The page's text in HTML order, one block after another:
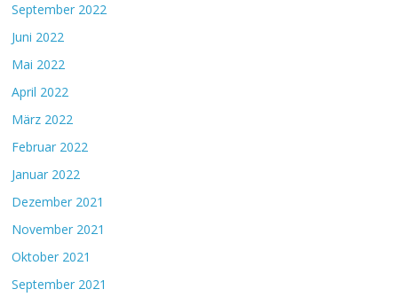
September 2022
Juni 2022
Mai 2022
April 2022
März 2022
Februar 2022
Januar 2022
Dezember 2021
November 2021
Oktober 2021
September 2021